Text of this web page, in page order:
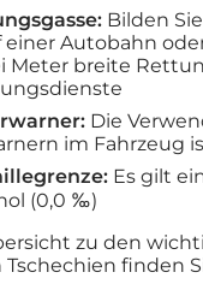
Bilden
einer Autobahn
Meter breite
Die
im Fahrzeug
Es gilt
(0,0 ‰)
zu den
finden